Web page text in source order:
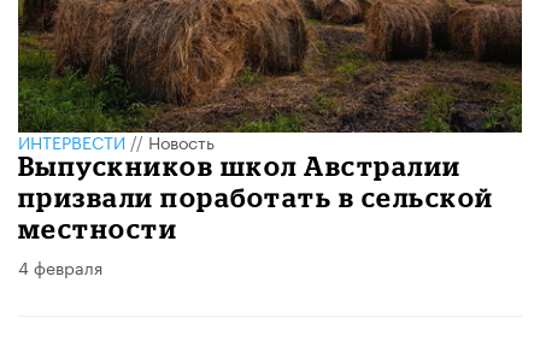
ИНТЕРВЕСТИ//Новость
Выпускников школ Австралии
призвали поработать в сельской
местности
4 февраля